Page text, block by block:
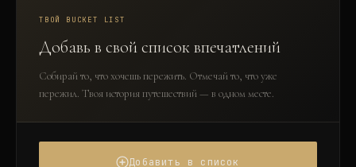
ТВОЙ BUCKET LIST
Добавь в свой список впечатлений
Собирай то, что хочешь пережить. Отмечай то, что уже
пережил. Твоя история путешествий — в одном месте.
Добавить в список